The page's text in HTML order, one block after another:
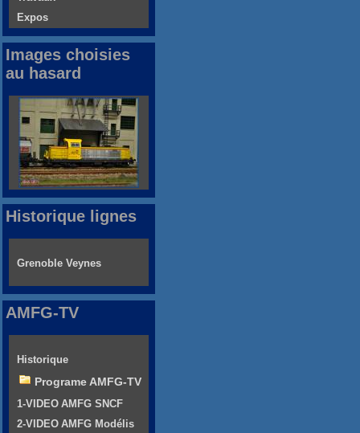
Expos
Images choisies
au hasard
Historique lignes
Grenoble Veynes
AMFG-TV
Historique
Programe AMFG-TV
1-VIDEO AMFG SNCF
2-VIDEO AMFG Modélis